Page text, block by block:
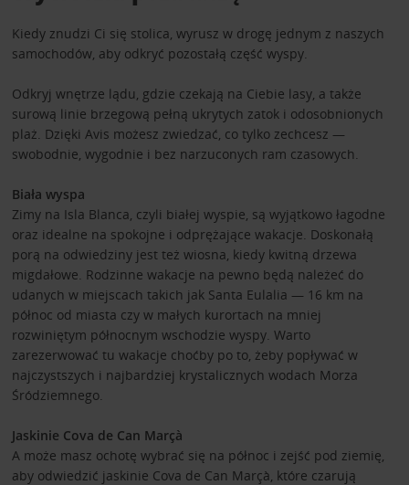
Kiedy znudzi Ci się stolica, wyrusz w drogę jednym z naszych
samochodów, aby odkryć pozostałą część wyspy.
Odkryj wnętrze lądu, gdzie czekają na Ciebie lasy, a także
surową linie brzegową pełną ukrytych zatok i odosobnionych
plaż. Dzięki Avis możesz zwiedzać, co tylko zechcesz —
swobodnie, wygodnie i bez narzuconych ram czasowych.
Biała wyspa
Zimy na Isla Blanca, czyli białej wyspie, są wyjątkowo łagodne
oraz idealne na spokojne i odprężające wakacje. Doskonałą
porą na odwiedziny jest też wiosna, kiedy kwitną drzewa
migdałowe. Rodzinne wakacje na pewno będą należeć do
udanych w miejscach takich jak Santa Eulalia — 16 km na
północ od miasta czy w małych kurortach na mniej
rozwiniętym północnym wschodzie wyspy. Warto
zarezerwować tu wakacje choćby po to, żeby popływać w
najczystszych i najbardziej krystalicznych wodach Morza
Śródziemnego.
Jaskinie Cova de Can Marçà
A może masz ochotę wybrać się na północ i zejść pod ziemię,
aby odwiedzić jaskinie Cova de Can Marçà, które czarują